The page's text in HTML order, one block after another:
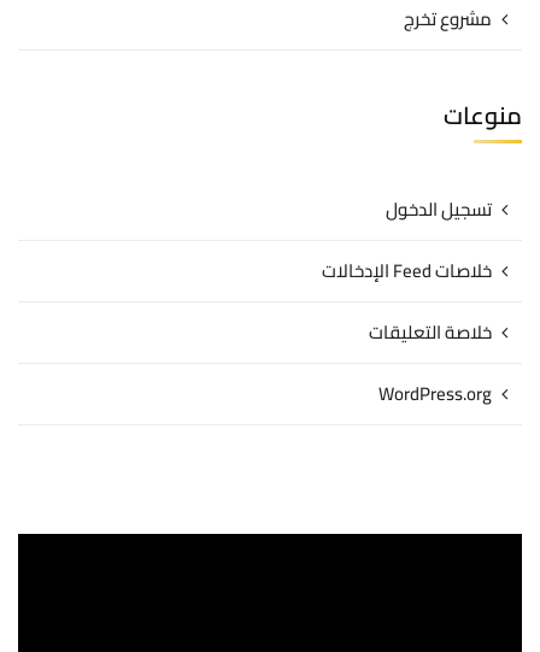
مشروع تخرج
منوعات
تسجيل الدخول
خلاصات Feed الإدخالات
خلاصة التعليقات
WordPress.org